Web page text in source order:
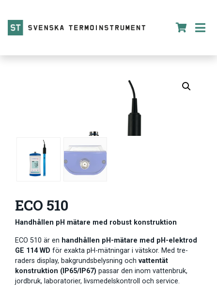
ECO 510
Handhållen pH mätare med robust konstruktion
ECO 510 är en handhållen pH-mätare med pH-elektrod
GE 114 WD för exakta pH-mätningar i vätskor. Med tre-
raders display, bakgrundsbelysning och vattentät
konstruktion (IP65/IP67) passar den inom vattenbruk,
jordbruk, laboratorier, livsmedelskontroll och service.